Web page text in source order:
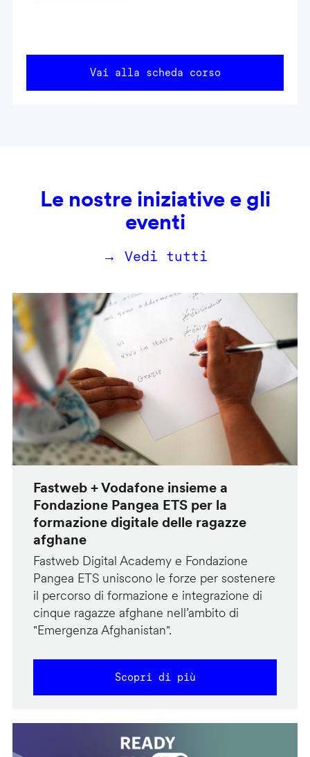
Vai alla scheda corso
Le nostre iniziative e gli
eventi
→ Vedi tutti
Fastweb + Vodafone insieme a
Fondazione Pangea ETS per la
formazione digitale delle ragazze
afghane
Fastweb Digital Academy e Fondazione
Pangea ETS uniscono le forze per sostenere
il percorso di formazione e integrazione di
cinque ragazze afghane nell’ambito di
"Emergenza Afghanistan".
Scopri di più